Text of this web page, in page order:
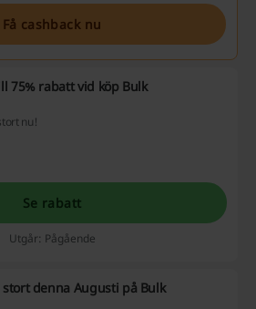
Få cashback nu
75% rabatt vid köp Bulk
nu!
Se rabatt
Utgår: Pågående
stort denna Augusti på Bulk